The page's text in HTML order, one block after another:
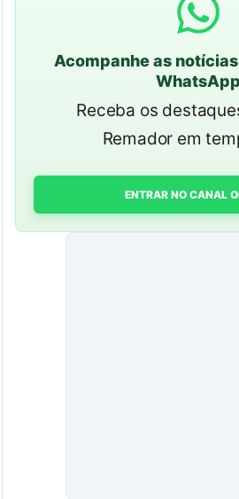
Acompanhe as
WhatsApp
Receba os
Remador em
ENTRAR NO CANAL